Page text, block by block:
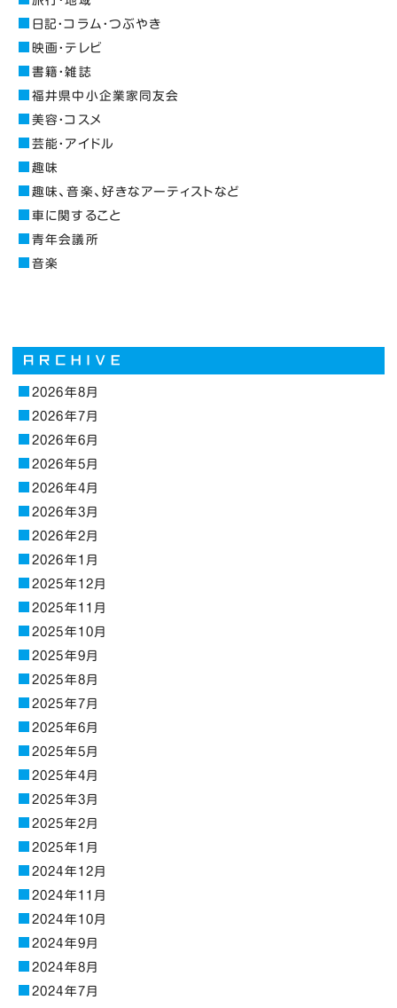
日記・コラム・つぶやき
映画・テレビ
書籍・雑誌
福井県中小企業家同友会
美容・コスメ
芸能・アイドル
趣味
趣味、音楽、好きなアーティストなど
車に関すること
青年会議所
音楽
2026年8月
2026年7月
2026年6月
2026年5月
2026年4月
2026年3月
2026年2月
2026年1月
2025年12月
2025年11月
2025年10月
2025年9月
2025年8月
2025年7月
2025年6月
2025年5月
2025年4月
2025年3月
2025年2月
2025年1月
2024年12月
2024年11月
2024年10月
2024年9月
2024年8月
2024年7月